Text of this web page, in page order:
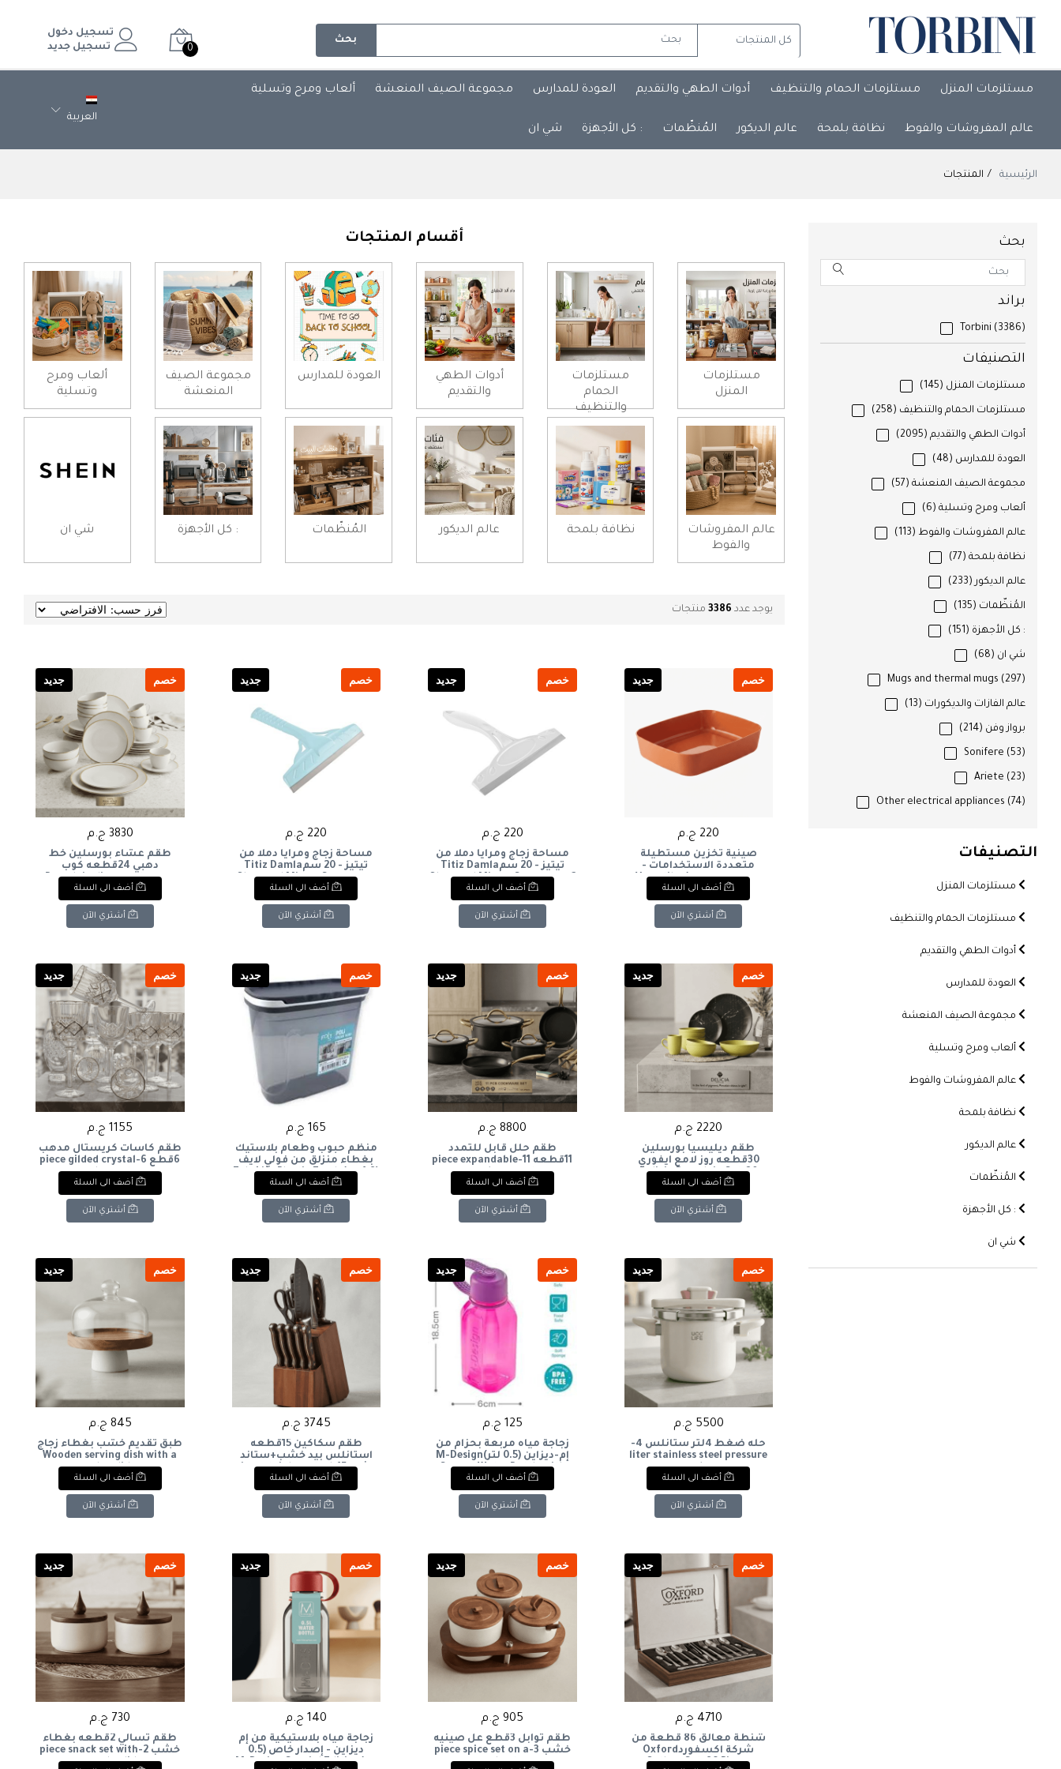
بحث
0
تسجيل دخول
تسجيل جديد
مستلزمات المنزل مستلزمات الحمام والتنظيف أدوات الطهي والتقديم العودة للمدارس مجموعة الصيف المنعشة ألعاب ومرح وتسلية
عالم المفروشات والفوط نظافة بلمحة عالم الديكور المُنظّمات : كل الأجهزة شي ان
العربية
الرئيسية المنتجات
بحث
براند
Torbini (3386)
التصنيفات
مستلزمات المنزل (145)
مستلزمات الحمام والتنظيف (258)
أدوات الطهي والتقديم (2095)
العودة للمدارس (48)
مجموعة الصيف المنعشة (57)
ألعاب ومرح وتسلية (6)
عالم المفروشات والفوط (113)
نظافة بلمحة (77)
عالم الديكور(233)
المُنظّمات (135)
: كل الأجهزة (151)
شي ان (68)
Mugs and thermal mugs (297)
عالم الفازات والديكورات (13)
برواز وفن (214)
Sonifere (53)
Ariete (23)
Other electrical appliances (74)
التصنيفات
مستلزمات المنزل
مستلزمات الحمام والتنظيف
أدوات الطهي والتقديم
العودة للمدارس
مجموعة الصيف المنعشة
ألعاب ومرح وتسلية
عالم المفروشات والفوط
نظافة بلمحة
عالم الديكور
المُنظّمات
: كل الأجهزة
شي ان
أقسام المنتجات
مستلزمات
المنزل
مستلزمات
الحمام
والتنظيف
أدوات الطهي
والتقديم
العودة للمدارس
مجموعة الصيف
المنعشة
ألعاب ومرح
وتسلية
عالم المفروشات
والفوط
نظافة بلمحة عالم الديكور المُنظّمات : كل الأجهزة شي ان
يوجد عدد 3386 منتجات
خصم جديد
220 ج.م
صينية تخزين مستطيلة
متعددة الاستخدامات -
برتقالي محروق): Versatile
Rectangular Storage Tray -
Burnt Orange
أضف الى السلة
أشتري الآن
خصم جديد
220 ج.م
مساحة زجاج ومرايا دملا من
تيتيز - 20 سمTitiz Damla
Glass and Mirror Squeegee - 2
أضف الى السلة
أشتري الآن
خصم جديد
220 ج.م
مساحة زجاج ومرايا دملا من
تيتيز - 20 سمTitiz Damla
Glass and Mirror Squeegee -
20 cm
أضف الى السلة
أشتري الآن
خصم جديد
3830 ج.م
طقم عشاء بورسلين خط
دهبي 24قطعه كوب
كريميPorcelain dinner set
with gold trim, 24 pieces,
cream-colored cup
أضف الى السلة
أشتري الآن
خصم جديد
2220 ج.م
طقم ديليسيا بورسلين
30قطعه روز لامع ايفوري
Delicia Porcelain Set, 30
Pieces, Rose Ivory Glossy
أضف الى السلة
أشتري الآن
خصم جديد
8800 ج.م
طقم حلل قابل للتمدد
11قطعه 11-piece expandable
cookware set
أضف الى السلة
أشتري الآن
خصم جديد
165 ج.م
منظم حبوب وطعام بلاستيك
بغطاء منزلق من فولي لايف
(1.8 لتر): Foly Life Plastic Food
& Cereal Container with
Sliding Lid (1.8L)
أضف الى السلة
أشتري الآن
خصم جديد
1155 ج.م
طقم كاسات كريستال مدهب
6قطع 6-piece gilded crystal
glass set
أضف الى السلة
أشتري الآن
خصم جديد
5500 ج.م
حله ضغط 4لتر ستانلس 4-
liter stainless steel pressure
cooker
أضف الى السلة
أشتري الآن
خصم جديد
125 ج.م
زجاجة مياه مربعة بحزام من
إم-ديزاين (0.5 لتر)M-Design
Square Water Bottle with
Strap (0.5L
أضف الى السلة
أشتري الآن
خصم جديد
3745 ج.م
طقم سكاكين 15قطعه
استانلس بيد خشب+ستاند
خشب 15-piece stainless steel
knife set with wooden
handles + wooden stand
أضف الى السلة
أشتري الآن
خصم جديد
845 ج.م
طبق تقديم خشب بغطاء زجاج
Wooden serving dish with a
glass lid
أضف الى السلة
أشتري الآن
خصم جديد
4710 ج.م
شنطة معالق 86 قطعة من
شركة اكسفوردOxford
Cutlery Set, 86 Pieces
خصم جديد
905 ج.م
طقم توابل 3قطع عل صينيه
خشب 3-piece spice set on a
wooden tray
خصم جديد
140 ج.م
زجاجة مياه بلاستيكية من إم
ديزاين - إصدار خاص (0.5
لتر)M-Design Special Edition
خصم جديد
730 ج.م
طقم تسالي 2قطعه بغطاء
خشب 2-piece snack set with
wooden lid